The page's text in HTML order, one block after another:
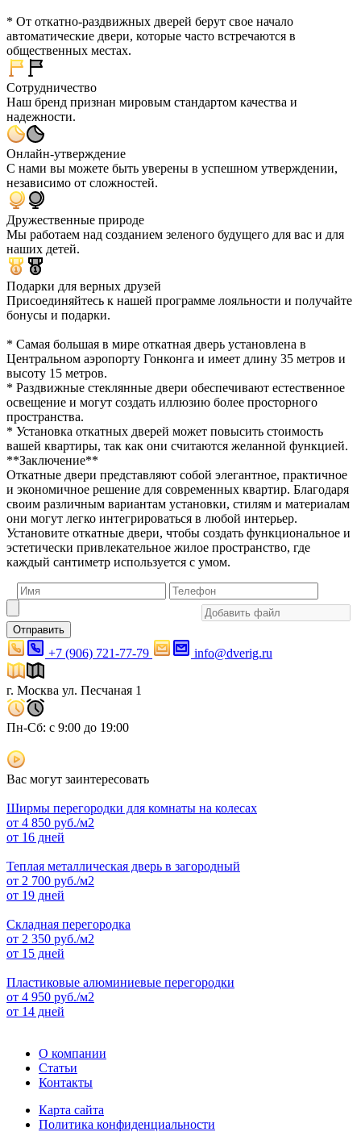
* От откатно-раздвижных дверей берут свое начало
автоматические двери, которые часто встречаются в
общественных местах.
Сотрудничество
Наш бренд признан мировым стандартом качества и
надежности.
Онлайн-утверждение
С нами вы можете быть уверены в успешном утверждении,
независимо от сложностей.
Дружественные природе
Мы работаем над созданием зеленого будущего для вас и для
наших детей.
Подарки для верных друзей
Присоединяйтесь к нашей программе лояльности и получайте
бонусы и подарки.
* Самая большая в мире откатная дверь установлена в
Центральном аэропорту Гонконга и имеет длину 35 метров и
высоту 15 метров.
* Раздвижные стеклянные двери обеспечивают естественное
освещение и могут создать иллюзию более просторного
пространства.
* Установка откатных дверей может повысить стоимость
вашей квартиры, так как они считаются желанной функцией.
**Заключение**
Откатные двери представляют собой элегантное, практичное
и экономичное решение для современных квартир. Благодаря
своим различным вариантам установки, стилям и материалам
они могут легко интегрироваться в любой интерьер.
Установите откатные двери, чтобы создать функциональное и
эстетически привлекательное жилое пространство, где
каждый сантиметр используется с умом.
Отправить
+7 (906) 721-77-79 info@dverig.ru
г. Москва ул. Песчаная 1
Пн-Сб: с 9:00 до 19:00
Вас могут заинтересовать
Ширмы перегородки для комнаты на колесах
от 4 850 руб./м2
от 16 дней
Теплая металлическая дверь в загородный
от 2 700 руб./м2
от 19 дней
Складная перегородка
от 2 350 руб./м2
от 15 дней
Пластиковые алюминиевые перегородки
от 4 950 руб./м2
от 14 дней
О компании
Статьи
Контакты
Карта сайта
Политика конфиденциальности